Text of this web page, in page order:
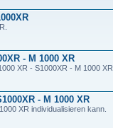
- M 1000 XR
XR - S1000XR - M 1000 XR.
- M 1000 XR
XR individualisieren kann.